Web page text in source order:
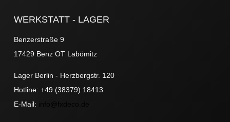
WERKSTATT - LAGER
Benzerstraße 9
17429 Benz OT Labömitz
Lager Berlin - Herzbergstr. 120
Hotline: +49 (38379) 18413
E-Mail: